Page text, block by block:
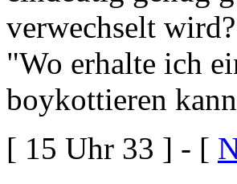
verwechselt
"Wo erhalte ich
boykottieren
[ 15 Uhr 33 ] - [